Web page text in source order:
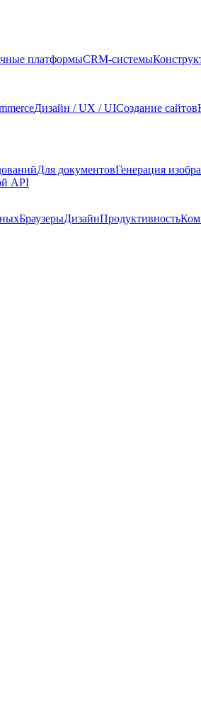
платформыCRM-системы
Дизайн / UX / UIСоздание сайтов
Для документовГенерация
API
БраузерыДизайнПродуктивность